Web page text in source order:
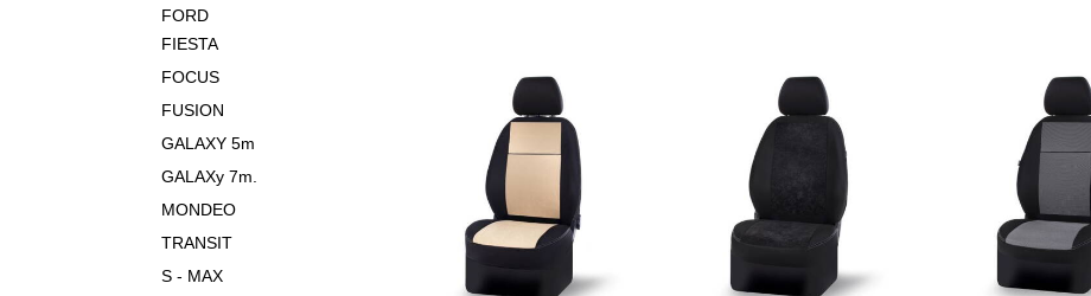
FORD
FIESTA
FOCUS
FUSION
GALAXY 5m
GALAXy 7m.
MONDEO
TRANSIT
S - MAX